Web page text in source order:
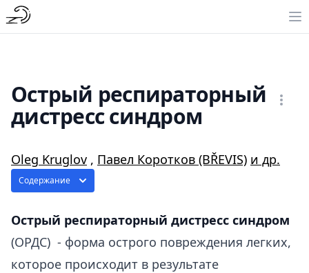
Острый респираторный
дистресс синдром
Oleg Kruglov , Павел Коротков (BŘEVIS) и др.
Содержание
Острый респираторный дистресс синдром
(ОРДС) - форма острого повреждения легких,
которое происходит в результате